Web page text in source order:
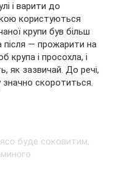
і варити до
користуються
крупи був більш
після — прожарити на
крупа і просохла, і
як зазвичай. До речі,
скоротиться.